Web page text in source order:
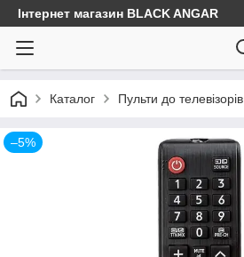
Інтернет магазин BLACK ANGAR
Каталог Пульти до телевізорів
–5%